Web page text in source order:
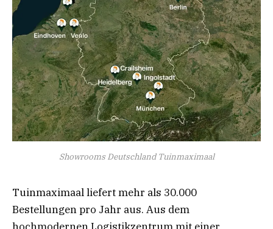
Showrooms Deutschland Tuinmaximaal
Tuinmaximaal liefert mehr als 30.000
Bestellungen pro Jahr aus. Aus dem